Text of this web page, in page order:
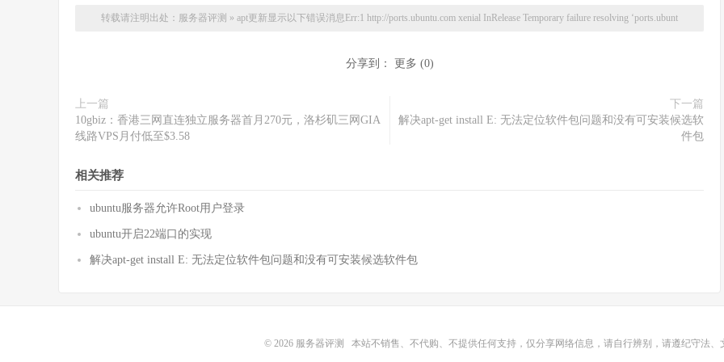
转载请注明出处： 服务器评测 » apt更新显示以下错误消息Err:1 http://ports.ubuntu.com xenial InRelease Temporary failure resolving ‘ports.ubunt
分享到： 更多 (0)
上一篇
10gbiz：香港三网直连独立服务器首月270元，洛杉矶三网GIA
线路VPS月付低至$3.58
下一篇
解决apt-get install E: 无法定位软件包问题和没有可安装候选软
件包
相关推荐
ubuntu服务器允许Root用户登录
ubuntu开启22端口的实现
解决apt-get install E: 无法定位软件包问题和没有可安装候选软件包
© 2026 服务器评测 本站不销售、不代购、不提供任何支持，仅分享网络信息，请自行辨别，请遵纪守法、